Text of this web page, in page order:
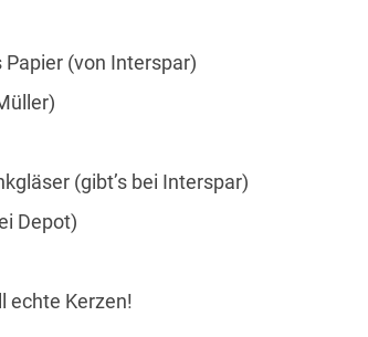
(von Interspar)
(gibt’s bei Interspar)
Depot)
echte Kerzen!